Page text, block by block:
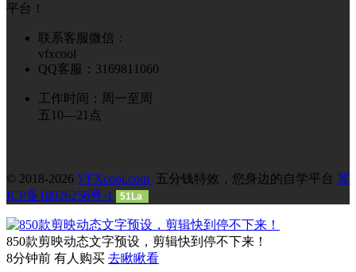
平台！
联系客服微信：
vfxcool
QQ客服：3169811060
工作时间：周一至周
五10—21点
© 2018-2026 VFXcool.com 五分钱特效，您身边的自学平台 冀
ICP备18026256号-1
51La
850款剪映动态文字预设，剪辑快到停不下来！
8分钟前 有人购买 去瞅瞅看